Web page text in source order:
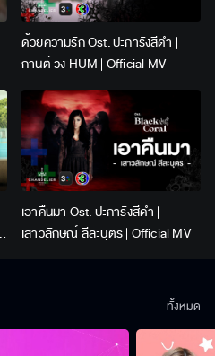
ด้วยความรัก Ost. ปะการังสีดำ |
กานต์ วง HUM | Official MV
เอาคืนมา Ost. ปะการังสีดำ |
เสาวลักษณ์ ลีละบุตร | Official MV
ทั้งหมด